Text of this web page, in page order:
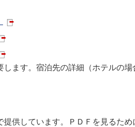
ます。宿泊先の詳細（ホテルの
供しています。ＰＤＦを見るた